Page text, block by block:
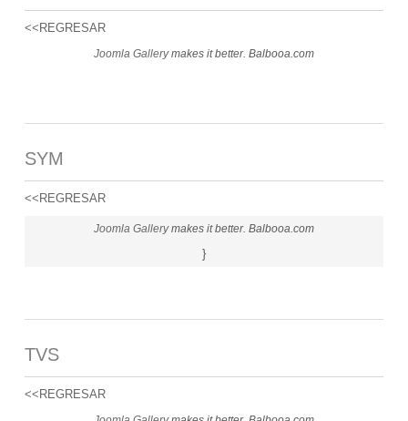
<<REGRESAR
Joomla Gallerymakes it better. Balbooa.com
SYM
<<REGRESAR
Joomla Gallerymakes it better. Balbooa.com
}
TVS
<<REGRESAR